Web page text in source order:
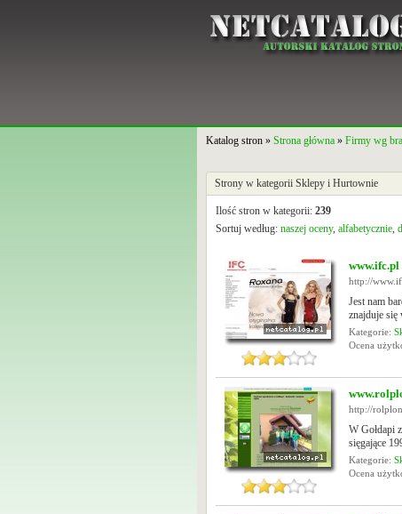
Katalog stron » Strona główna » Firmy wg
Strony w kategorii Sklepy i Hurtownie
Ilość stron w kategorii: 239
Sortuj według: naszej oceny, alfabetycznie,
www.ifc.pl
http://
Jest nam
znajduje się
Kategorie:
Ocena
http://
W Gołdapi
sięgające
Kategorie:
Ocena